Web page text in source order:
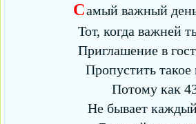
Самый важный
Тот, когда важней
Приглашение в
Пропустить такое
Потому как
Не бывает